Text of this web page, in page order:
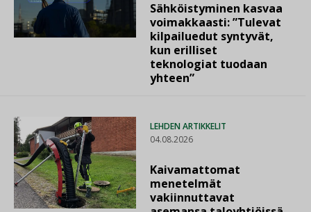
Sähköistyminen kasvaa
voimakkaasti: ”Tulevat
kilpailuedut syntyvät,
kun erilliset
teknologiat tuodaan
yhteen”
LEHDEN ARTIKKELIT
04.08.2026
Kaivamattomat
menetelmät
vakiinnuttavat